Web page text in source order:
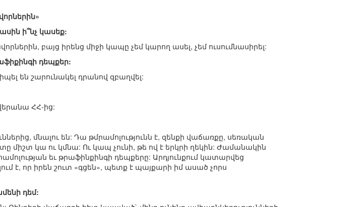
ի՞նչ կասեք:
բայց իրենց միջի կապը չեմ կարող ասել, չեմ ուսումնասիրել:
դեպքեր:
են շարունակել դրանով զբաղվել:
ՀՀ-ից:
մնալու են: Դա թմրամոլությունն է, զենքի վաճառքը, սեռական
միշտ կա ու կմնա: Ու կապ չունի, թե ով է երկրի ղեկին: Ժամանակին
եւ թրաֆինքինգի դեպքերը: Արդյունքում կատարվեց
է, որ իրեն շուտ «գցեն», պետք է պայքարի իմ ասած չորս
դեմ: